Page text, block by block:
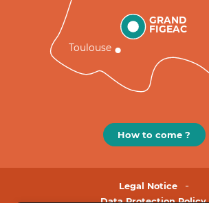
GRAND
FIGEAC
Toulouse
How to come ?
Legal Notice